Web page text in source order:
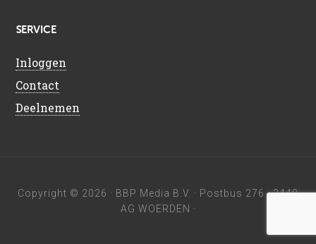
SERVICE
Inloggen
Contact
Deelnemen
Copyright © 2026 · BBP Media B.V. · Postbus 276 · 3440
AG WOERDEN ·